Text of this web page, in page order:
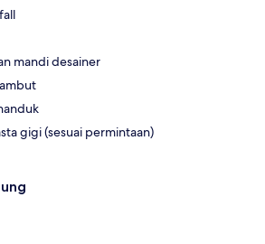
mandi desainer
gigi (sesuai permintaan)